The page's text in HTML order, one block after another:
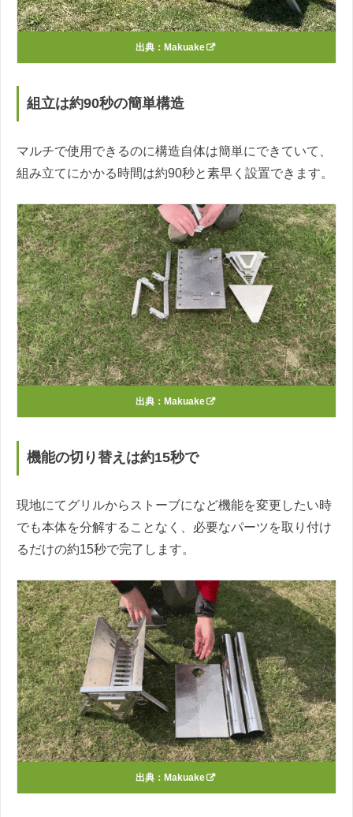
出典： Makuake
組立は約90秒の簡単構造
マルチで使用できるのに構造自体は簡単にできていて、
組み立てにかかる時間は約90秒と素早く設置できます。
出典： Makuake
機能の切り替えは約15秒で
現地にてグリルからストーブになど機能を変更したい時
でも本体を分解することなく、必要なパーツを取り付け
るだけの約15秒で完了します。
出典： Makuake